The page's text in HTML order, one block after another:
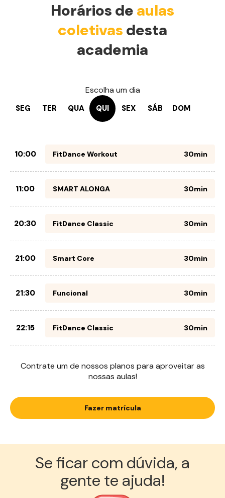
Horários de aulas
coletivas desta
academia
Escolha um dia
SEG TER QUA QUI SEX SÁB DOM
10:00 FitDance Workout 30min
11:00 SMART ALONGA 30min
20:30 FitDance Classic 30min
21:00 Smart Core 30min
21:30 Funcional 30min
22:15 FitDance Classic 30min
Contrate um de nossos planos para aproveitar as
nossas aulas!
Fazer matrícula
Se ficar com dúvida, a
gente te ajuda!︎